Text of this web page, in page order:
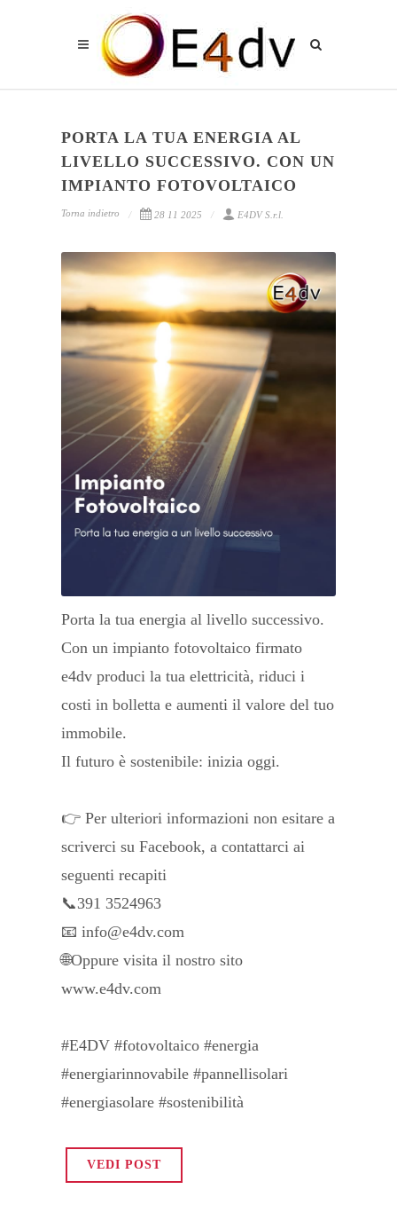
PORTA LA TUA ENERGIA AL
LIVELLO SUCCESSIVO. CON UN
IMPIANTO FOTOVOLTAICO
Torna indietro 28 11 2025 E4DV S.r.l.
Porta la tua energia al livello successivo.
Con un impianto fotovoltaico firmato
e4dv produci la tua elettricità, riduci i
costi in bolletta e aumenti il valore del tuo
immobile.
Il futuro è sostenibile: inizia oggi.
👉 Per ulteriori informazioni non esitare a
scriverci su Facebook, a contattarci ai
seguenti recapiti
📞391 3524963
📧 info@e4dv.com
🌐Oppure visita il nostro sito
www.e4dv.com
#E4DV #fotovoltaico #energia
#energiarinnovabile #pannellisolari
#energiasolare #sostenibilità
VEDI POST